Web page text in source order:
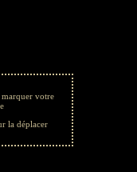
votre
la déplacer